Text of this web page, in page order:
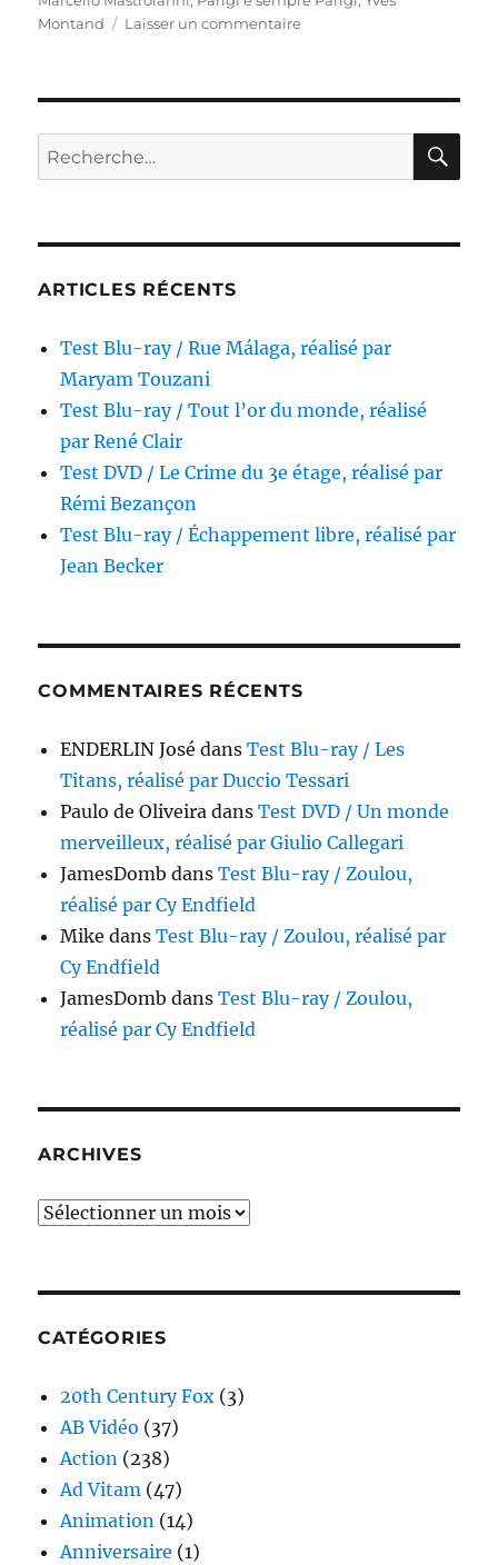
Montand
Laisser un commentairesur
Paris
toujours
Recherche
pour :
ARTICLES RÉCENTS
Test Blu-ray / Rue Málaga, réalisé par
Maryam Touzani
Test Blu-ray / Tout l’or du monde, réalisé
par René Clair
Test DVD / Le Crime du 3e étage, réalisé par
Rémi Bezançon
Test Blu-ray / Échappement libre, réalisé par
Jean Becker
COMMENTAIRES RÉCENTS
ENDERLIN José dansTest Blu-ray / Les
Titans, réalisé par Duccio Tessari
Paulo de Oliveira dansTest DVD / Un monde
merveilleux, réalisé par Giulio Callegari
JamesDomb dansTest Blu-ray / Zoulou,
réalisé par Cy Endfield
Mike dansTest Blu-ray / Zoulou, réalisé par
Cy Endfield
JamesDomb dansTest Blu-ray / Zoulou,
réalisé par Cy Endfield
ARCHIVES
Archives
CATÉGORIES
20th Century Fox (3)
AB Vidéo (37)
Action (238)
Ad Vitam (47)
Animation (14)
Anniversaire (1)